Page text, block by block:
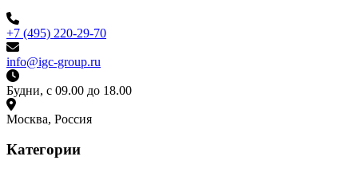
+7 (495) 220-29-70
info@igc-group.ru
Будни, с 09.00 до 18.00
Москва, Россия
Категории